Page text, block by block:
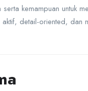
kemampuan untuk
detail-oriented, dan